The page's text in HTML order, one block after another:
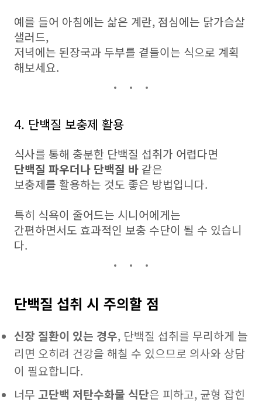
예를 들어 아침에는 삶은 계란, 점심에는 닭가슴살
샐러드,
저녁에는 된장국과 두부를 곁들이는 식으로 계획
해보세요.
4. 단백질 보충제 활용
식사를 통해 충분한 단백질 섭취가 어렵다면
단백질 파우더나 단백질 바 같은
보충제를 활용하는 것도 좋은 방법입니다.
특히 식욕이 줄어드는 시니어에게는
간편하면서도 효과적인 보충 수단이 될 수 있습니
다.
단백질 섭취 시 주의할 점
신장 질환이 있는 경우, 단백질 섭취를 무리하게 늘
리면 오히려 건강을 해칠 수 있으므로 의사와 상담
이 필요합니다.
너무 고단백 저탄수화물 식단은 피하고, 균형 잡힌